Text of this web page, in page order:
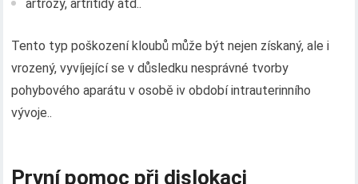
artrózy, artritidy atd..
Tento typ poškození kloubů může být nejen získaný, ale i
vrozený, vyvíjející se v důsledku nesprávné tvorby
pohybového aparátu v osobě iv období intrauterinního
vývoje..
První pomoc při dislokaci